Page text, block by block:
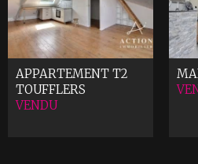
APPARTEMENT T2
TOUFFLERS
VENDU